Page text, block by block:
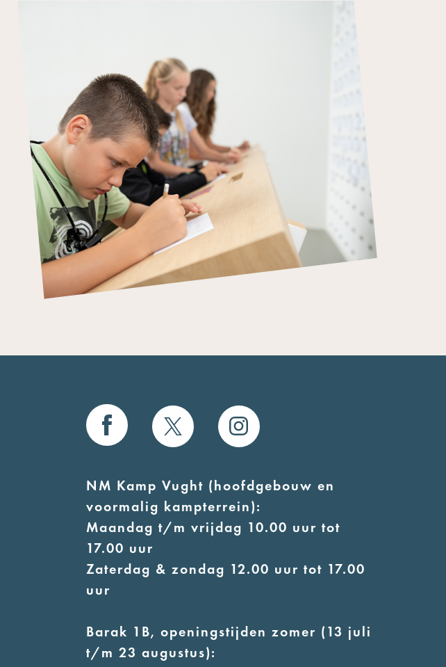
NM Kamp Vught (hoofdgebouw en
voormalig kampterrein):
Maandag t/m vrijdag 10.00 uur tot
17.00 uur
Zaterdag & zondag 12.00 uur tot 17.00
uur
Barak 1B, openingstijden zomer (13 juli
t/m 23 augustus):